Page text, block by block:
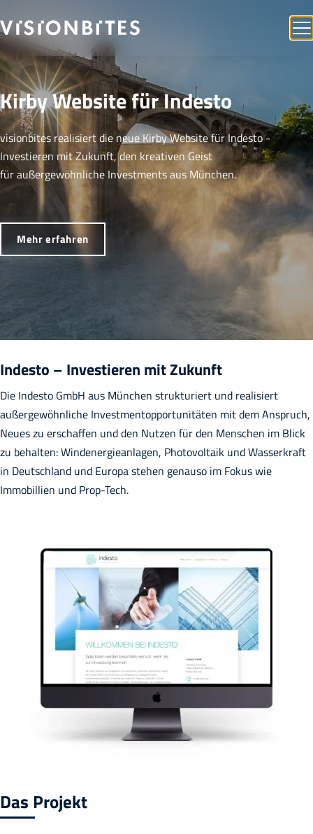
Kirby Website für Indesto
visionbites realisiert die neue Kirby Website für Indesto -
Investieren mit Zukunft, den kreativen Geist
für außergewöhnliche Investments aus München.
Mehr erfahren
Indesto – Investieren mit Zukunft
Die Indesto GmbH aus München strukturiert und realisiert
außergewöhnliche Investmentopportunitäten mit dem Anspruch,
Neues zu erschaffen und den Nutzen für den Menschen im Blick
zu behalten: Windenergieanlagen, Photovoltaik und Wasserkraft
in Deutschland und Europa stehen genauso im Fokus wie
Immobillien und Prop-Tech.
Das Projekt